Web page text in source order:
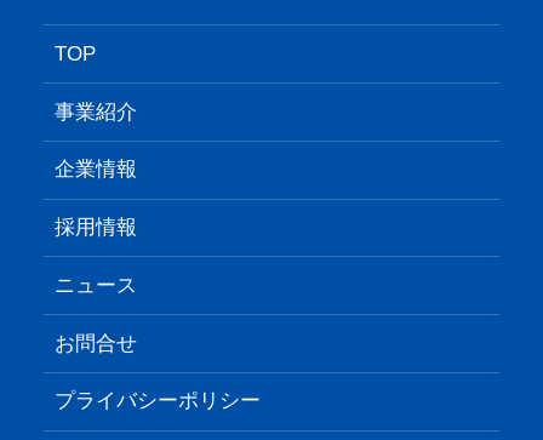
TOP
事業紹介
企業情報
採用情報
ニュース
お問合せ
プライバシーポリシー